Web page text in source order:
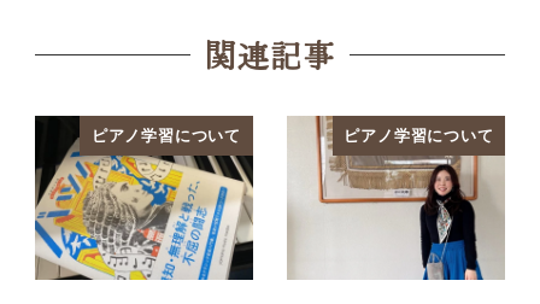
関連記事
ピアノ学習について ピアノ学習について